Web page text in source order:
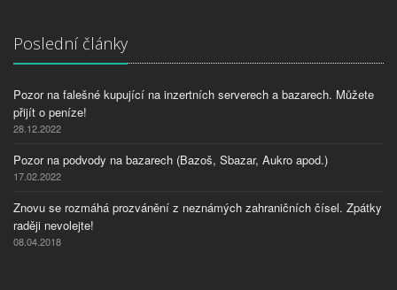
Poslední články
Pozor na falešné kupující na inzertních serverech a bazarech. Můžete
přijít o peníze!
28.12.2022
Pozor na podvody na bazarech (Bazoš, Sbazar, Aukro apod.)
17.02.2022
Znovu se rozmáhá prozvánění z neznámých zahraničních čísel. Zpátky
raději nevolejte!
08.04.2018